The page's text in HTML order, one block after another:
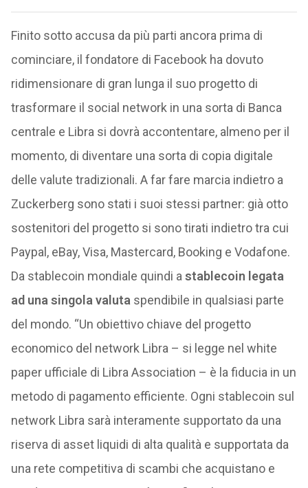
Finito sotto accusa da più parti ancora prima di
cominciare, il fondatore di Facebook ha dovuto
ridimensionare di gran lunga il suo progetto di
trasformare il social network in una sorta di Banca
centrale e Libra si dovrà accontentare, almeno per il
momento, di diventare una sorta di copia digitale
delle valute tradizionali. A far fare marcia indietro a
Zuckerberg sono stati i suoi stessi partner: già otto
sostenitori del progetto si sono tirati indietro tra cui
Paypal, eBay, Visa, Mastercard, Booking e Vodafone.
Da stablecoin mondiale quindi a stablecoin legata
ad una singola valuta spendibile in qualsiasi parte
del mondo. “Un obiettivo chiave del progetto
economico del network Libra – si legge nel white
paper ufficiale di Libra Association – è la fiducia in un
metodo di pagamento efficiente. Ogni stablecoin sul
network Libra sarà interamente supportato da una
riserva di asset liquidi di alta qualità e supportata da
una rete competitiva di scambi che acquistano e